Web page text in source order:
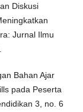
Diskusi
Jurnal Ilmu
Bahan Ajar
pada Peserta
3, no. 6